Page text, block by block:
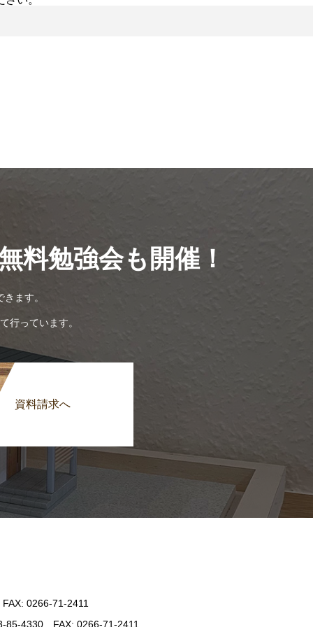
料勉強会も開催！
ます。
行っています。
資料請求へ
0266-71-2411
85-4330 FAX: 0266-71-2411